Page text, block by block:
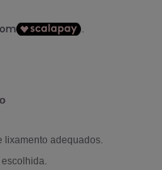
lixamento adequados.